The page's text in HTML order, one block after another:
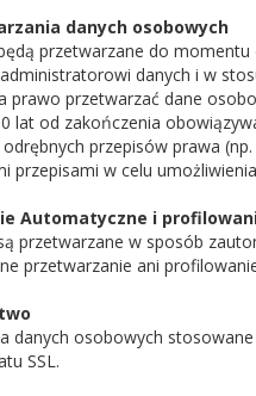
danych osobowych
przetwarzane do
danych i w
prawo przetwarzać dane
lat od zakończenia
przepisów prawa
przepisami w celu
Automatyczne i
przetwarzane w sposób
przetwarzanie ani
danych osobowych
SSL.